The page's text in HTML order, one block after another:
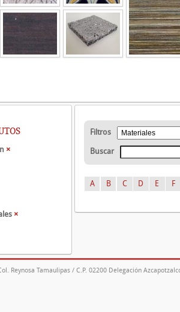
Filtros
Buscar
A B C D E F
×
×
Reynosa Tamaulipas / C.P. 02200 Delegación